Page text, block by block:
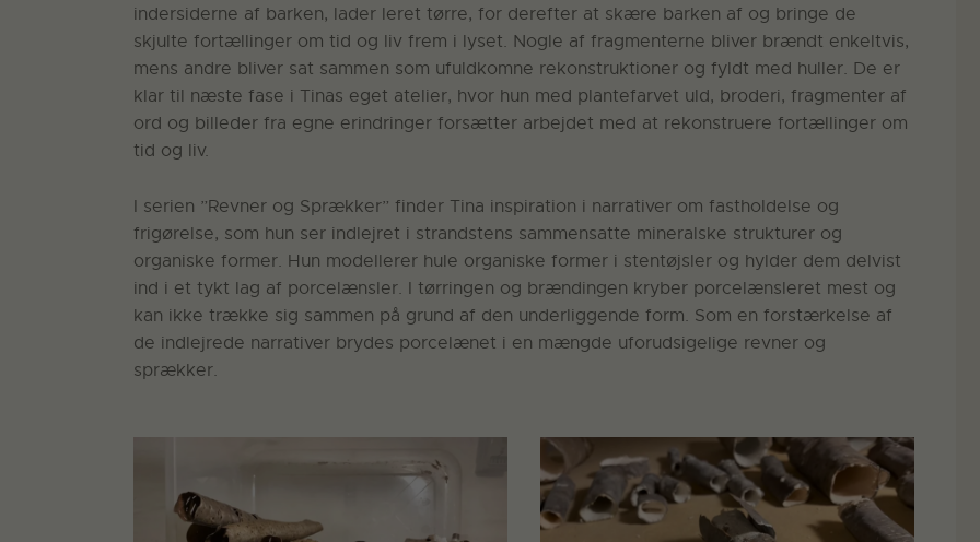
indersiderne af barken, lader leret tørre, for derefter at skære barken af og bringe de
skjulte fortællinger om tid og liv frem i lyset. Nogle af fragmenterne bliver brændt enkeltvis,
mens andre bliver sat sammen som ufuldkomne rekonstruktioner og fyldt med huller. De er
klar til næste fase i Tinas eget atelier, hvor hun med plantefarvet uld, broderi, fragmenter af
ord og billeder fra egne erindringer forsætter arbejdet med at rekonstruere fortællinger om
tid og liv.
I serien ”Revner og Sprækker” finder Tina inspiration i narrativer om fastholdelse og
frigørelse, som hun ser indlejret i strandstens sammensatte mineralske strukturer og
organiske former. Hun modellerer hule organiske former i stentøjsler og hylder dem delvist
ind i et tykt lag af porcelænsler. I tørringen og brændingen kryber porcelænsleret mest og
kan ikke trække sig sammen på grund af den underliggende form. Som en forstærkelse af
de indlejrede narrativer brydes porcelænet i en mængde uforudsigelige revner og
sprækker.